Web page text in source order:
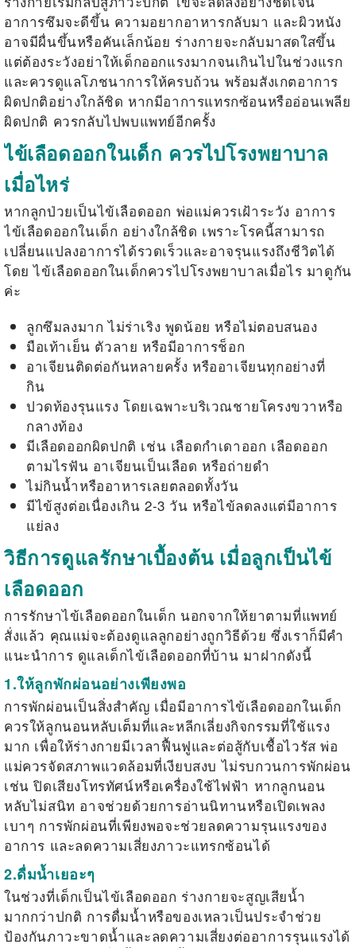
อาการซึมจะดีขึ้น ความอยากอาหารกลับมา และผิวหนัง
อาจมีผื่นขึ้นหรือคันเล็กน้อย ร่างกายจะกลับมาสดใสขึ้น
แต่ต้องระวังอย่าให้เด็กออกแรงมากจนเกินไปในช่วงแรก
และควรดูแลโภชนาการให้ครบถ้วน พร้อมสังเกตอาการ
ผิดปกติอย่างใกล้ชิด หากมีอาการแทรกซ้อนหรืออ่อนเพลีย
ผิดปกติ ควรกลับไปพบแพทย์อีกครั้ง
ไข้เลือดออกในเด็ก ควรไปโรงพยาบาล
เมื่อไหร่
หากลูกป่วยเป็นไข้เลือดออก พ่อแม่ควรเฝ้าระวัง อาการ
ไข้เลือดออกในเด็ก อย่างใกล้ชิด เพราะโรคนี้สามารถ
เปลี่ยนแปลงอาการได้รวดเร็วและอาจรุนแรงถึงชีวิตได้
โดยไข้เลือดออกในเด็กควรไปโรงพยาบาลเมื่อไร มาดูกัน
ค่ะ
ลูกซึมลงมาก ไม่ร่าเริง พูดน้อย หรือไม่ตอบสนอง
มือเท้าเย็น ตัวลาย หรือมีอาการช็อก
อาเจียนติดต่อกันหลายครั้ง หรืออาเจียนทุกอย่างที่
กิน
ปวดท้องรุนแรง โดยเฉพาะบริเวณชายโครงขวาหรือ
กลางท้อง
มีเลือดออกผิดปกติ เช่น เลือดกำเดาออก เลือดออก
ตามไรฟัน อาเจียนเป็นเลือด หรือถ่ายดำ
ไม่กินน้ำหรืออาหารเลยตลอดทั้งวัน
มีไข้สูงต่อเนื่องเกิน 2-3 วัน หรือไข้ลดลงแต่มีอาการ
แย่ลง
วิธีการดูแลรักษาเบื้องต้น เมื่อลูกเป็นไข้
เลือดออก
การรักษาไข้เลือดออกในเด็ก นอกจากให้ยาตามที่แพทย์
สั่งแล้ว คุณแม่จะต้องดูแลลูกอย่างถูกวิธีด้วย ซึ่งเราก็มีคำ
แนะนำการ ดูแลเด็กไข้เลือดออกที่บ้าน มาฝากดังนี้
1.ให้ลูกพักผ่อนอย่างเพียงพอ
การพักผ่อนเป็นสิ่งสำคัญ เมื่อมีอาการไข้เลือดออกในเด็ก
ควรให้ลูกนอนหลับเต็มที่และหลีกเลี่ยงกิจกรรมที่ใช้แรง
มาก เพื่อให้ร่างกายมีเวลาฟื้นฟูและต่อสู้กับเชื้อไวรัส พ่อ
แม่ควรจัดสภาพแวดล้อมที่เงียบสงบ ไม่รบกวนการพักผ่อน
เช่น ปิดเสียงโทรทัศน์หรือเครื่องใช้ไฟฟ้า หากลูกนอน
หลับไม่สนิท อาจช่วยด้วยการอ่านนิทานหรือเปิดเพลง
เบาๆ การพักผ่อนที่เพียงพอจะช่วยลดความรุนแรงของ
อาการ และลดความเสี่ยงภาวะแทรกซ้อนได้
2.ดื่มน้ำเยอะๆ
ในช่วงที่เด็กเป็นไข้เลือดออก ร่างกายจะสูญเสียน้ำ
มากกว่าปกติ การดื่มน้ำหรือของเหลวเป็นประจำช่วย
ป้องกันภาวะขาดน้ำและลดความเสี่ยงต่ออาการรุนแรงได้